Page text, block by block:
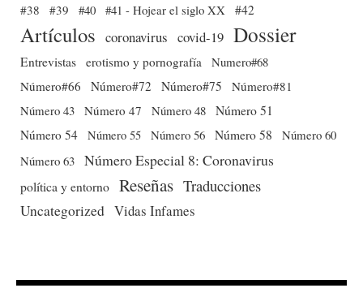
#38
#39 #40 #41 - Hojear el siglo XX #42
Artículos coronavirus covid-19 Dossier
Entrevistas erotismo y pornografía
Numero#68
Número#66
Número#72 Número#75
Número#81
Número 43 Número 47 Número 48 Número 51
Número 54 Número 55 Número 56 Número 58
Número 60
Número 63 Número Especial 8: Coronavirus
política y entorno Reseñas Traducciones
Uncategorized Vidas Infames